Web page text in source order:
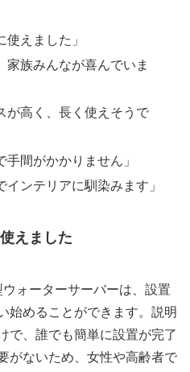
使えました」
家族みんなが喜んでいま
が高く、長く使えそうで
手間がかかりません」
インテリアに馴染みます」
えました
ォーターサーバーは、設置
始めることができます。説明
で、誰でも簡単に設置が完了
がないため、女性や高齢者で